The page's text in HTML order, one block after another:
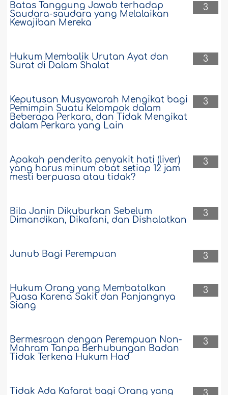
3
Batas Tanggung Jawab terhadap
Saudara-saudara yang Melalaikan
Kewajiban Mereka
3
Hukum Membalik Urutan Ayat dan
Surat di Dalam Shalat
3
Keputusan Musyawarah Mengikat bagi
Pemimpin Suatu Kelompok dalam
Beberapa Perkara, dan Tidak Mengikat
dalam Perkara yang Lain
3
Apakah penderita penyakit hati (liver)
yang harus minum obat setiap 12 jam
mesti berpuasa atau tidak?
3
Bila Janin Dikuburkan Sebelum
Dimandikan, Dikafani, dan Dishalatkan
3
Junub Bagi Perempuan
3
Hukum Orang yang Membatalkan
Puasa Karena Sakit dan Panjangnya
Siang
3
Bermesraan dengan Perempuan Non-
Mahram Tanpa Berhubungan Badan
Tidak Terkena Hukum Had
Tidak Ada Kafarat bagi Orang yang